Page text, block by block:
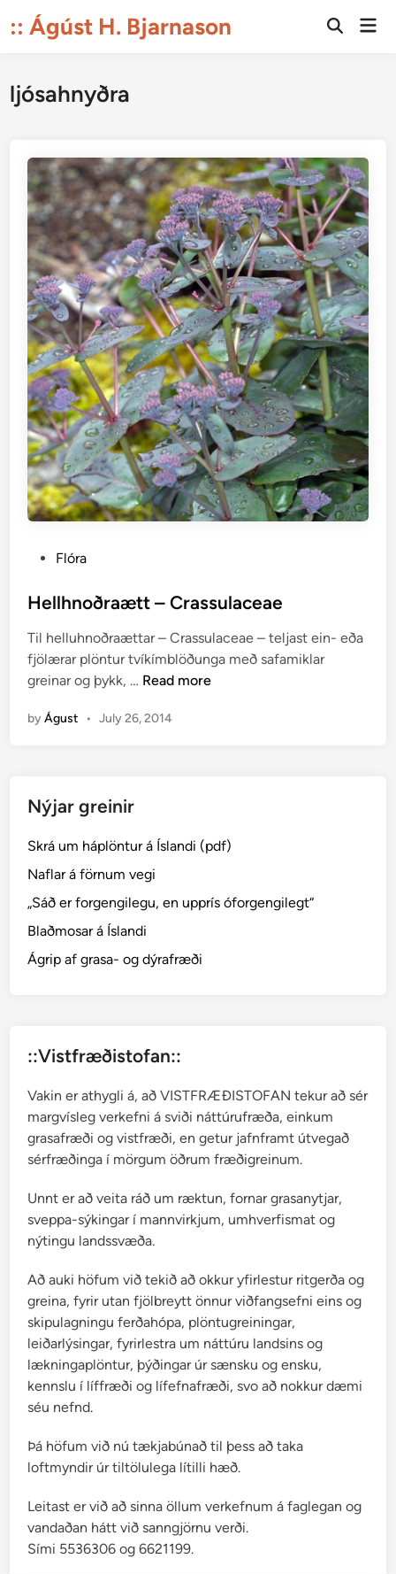
to:: Ágúst H. Bjarnason
Open
ljósahnyðra
s
e
d
i
Flóra
Hellhnoðraætt – Crassulaceae
Til helluhnoðraættar – Crassulaceae – teljast ein- eða
fjölærar plöntur tvíkímblöðunga með safamiklar
greinar og þykk, … H
l
r
a
t
t
–
s
l
a
c
e
a
Read more
byÁgust • July 26, 2014
Nýjar greinir
Skrá um háplöntur á Íslandi (pdf)
Naflar á förnum vegi
„Sáð er forgengilegu, en upprís óforgengilegt“
Blaðmosar á Íslandi
Ágrip af grasa- og dýrafræði
::Vistfræðistofan::
Vakin er athygli á, að VISTFRÆÐISTOFAN tekur að sér
margvísleg verkefni á sviði náttúrufræða, einkum
grasafræði og vistfræði, en getur jafnframt útvegað
sérfræðinga í mörgum öðrum fræðigreinum.
Unnt er að veita ráð um ræktun, fornar grasanytjar,
sveppa-sýkingar í mannvirkjum, umhverfismat og
nýtingu landssvæða.
Að auki höfum við tekið að okkur yfirlestur ritgerða og
greina, fyrir utan fjölbreytt önnur viðfangsefni eins og
skipulagningu ferðahópa, plöntugreiningar,
leiðarlýsingar, fyrirlestra um náttúru landsins og
lækningaplöntur, þýðingar úr sænsku og ensku,
kennslu í líffræði og lífefnafræði, svo að nokkur dæmi
séu nefnd.
Þá höfum við nú tækjabúnað til þess að taka
loftmyndir úr tiltölulega lítilli hæð.
Leitast er við að sinna öllum verkefnum á faglegan og
vandaðan hátt við sanngjörnu verði.
Sími 5536306 og 6621199.